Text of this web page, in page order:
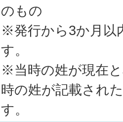
のもの
※発行から3か月以
す。
※当時の姓が現在
時の姓が記載され
す。